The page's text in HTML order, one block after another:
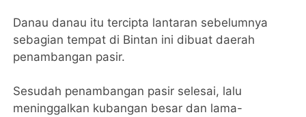
Danau danau itu tercipta lantaran sebelumnya
sebagian tempat di Bintan ini dibuat daerah
penambangan pasir.
Sesudah penambangan pasir selesai, lalu
meninggalkan kubangan besar dan lama-